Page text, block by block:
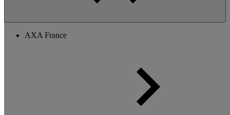
AXA France